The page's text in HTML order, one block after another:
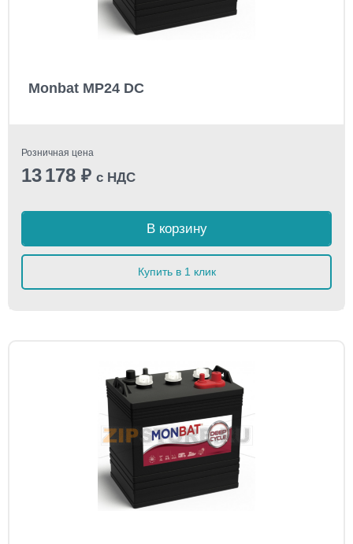
Monbat MP24 DC
Розничная цена
13 178 ₽ с НДС
В корзину
Купить в 1 клик